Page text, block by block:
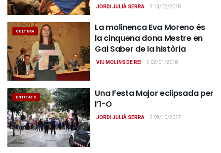
JORDI JULIÀ SERRA 13/02/2018
CULTURA
La molinenca Eva Moreno és
la cinquena dona Mestre en
Gai Saber de la història
VIU MOLINS DE REI 02/01/2018
ENTITATS
Una Festa Major eclipsada per
l’1-O
JORDI JULIÀ SERRA 09/10/2017